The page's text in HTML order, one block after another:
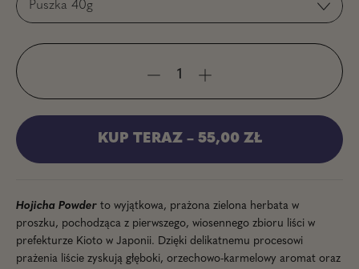
KUP TERAZ– 55,00 ZŁ
Hojicha Powder to wyjątkowa, prażona zielona herbata w
proszku, pochodząca z pierwszego, wiosennego zbioru liści w
prefekturze Kioto w Japonii. Dzięki delikatnemu procesowi
prażenia liście zyskują głęboki, orzechowo-karmelowy aromat oraz